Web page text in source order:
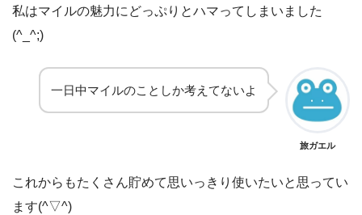
私はマイルの魅力にどっぷりとハマってしまいました
(^_^;)
一日中マイルのことしか考えてないよ
旅ガエル
これからもたくさん貯めて思いっきり使いたいと思ってい
ます(^▽^)